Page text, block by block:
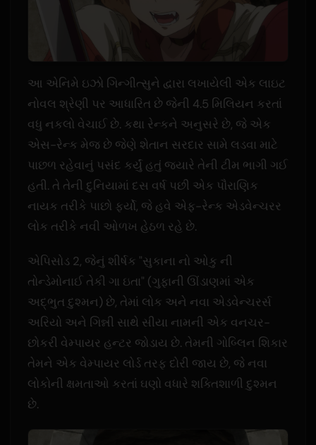
આ એનિમે ઇઝો ગિન્ગીત્સુને દ્વારા લખાયેલી એક લાઇટ
નોવલ શ્રેણી પર આધારિત છે જેની 4.5 મિલિયન કરતાં
વધુ નકલો વેચાઈ છે. કથા રેન્કને અનુસરે છે, જે એક
એસ-રેન્ક મેજ છે જેણે શેતાન સરદાર સામે લડવા માટે
પાછળ રહેવાનું પસંદ કર્યું હતું જ્યારે તેની ટીમ ભાગી ગઈ
હતી. તે તેની દુનિયામાં દસ વર્ષ પછી એક પૌરાણિક
નાયક તરીકે પાછો ફર્યો, જે હવે એફ-રેન્ક એડવેન્ચરર
લોક તરીકે નવી ઓળખ હેઠળ રહે છે.
એપિસોડ 2, જેનું શીર્ષક "સુકાના નો ઓકુ ની
તોન્ડેમોનાઈ તેકી ગા ઇતા" (ગુફાની ઊંડાણમાં એક
અદ્ભુત દુશ્મન) છે, તેમાં લોક અને નવા એડવેન્ચરર્સ
અરિયો અને ગિન્ની સાથે સીયા નામની એક વનચર-
છોકરી વેમ્પાયર હન્ટર જોડાય છે. તેમની ગોબ્લિન શિકાર
તેમને એક વેમ્પાયર લોર્ડ તરફ દોરી જાય છે, જે નવા
લોકોની ક્ષમતાઓ કરતાં ઘણો વધારે શક્તિશાળી દુશ્મન
છે.